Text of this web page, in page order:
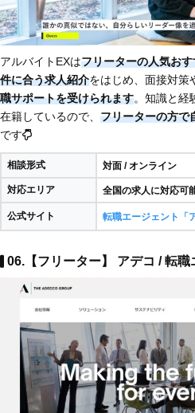
アルバイトEXはフリーターの人気お
件に合う求人紹介をはじめ、面接対策
職サポートを受けられます。知識と経
在籍しているので、 フリーターの方で
です
相談形式 対面 / オンライン
対応エリア 全国の求人に対応可
公式サイト 転職エージェント「
06.【フリーター】 アデコ / 転職